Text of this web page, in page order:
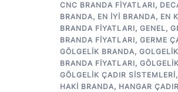
CNC BRANDA FIYATLARI,
BRANDA, EN IYI BRANDA, EN
BRANDA FIYATLARI, GENEL,
BRANDA FIYATLARI, GERME
GÖLGELIK BRANDA,
BRANDA FIYATLARI,
GÖLGELIK ÇADIR SISTEMLERI,
HAKI BRANDA, HANGAR